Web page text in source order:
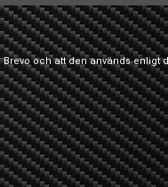
och att den används enligt